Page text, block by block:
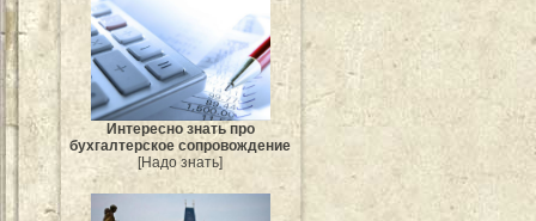
Интересно знать про
бухгалтерское сопровождение
[Надо знать]